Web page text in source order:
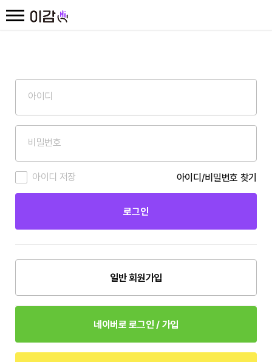
아이디 저장 아이디/비밀번호 찾기
로그인
일반 회원가입
네이버로 로그인 / 가입